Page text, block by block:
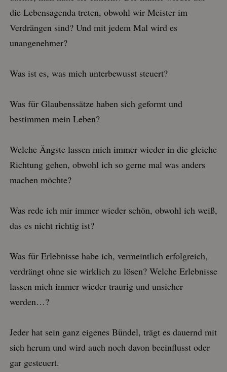
die Lebensagenda treten, obwohl wir Meister im
Verdrängen sind? Und mit jedem Mal wird es
unangenehmer?
Was ist es, was mich unterbewusst steuert?
Was für Glaubenssätze haben sich geformt und
bestimmen mein Leben?
Welche Ängste lassen mich immer wieder in die gleiche
Richtung gehen, obwohl ich so gerne mal was anders
machen möchte?
Was rede ich mir immer wieder schön, obwohl ich weiß,
das es nicht richtig ist?
Was für Erlebnisse habe ich, vermeintlich erfolgreich,
verdrängt ohne sie wirklich zu lösen? Welche Erlebnisse
lassen mich immer wieder traurig und unsicher
werden…?
Jeder hat sein ganz eigenes Bündel, trägt es dauernd mit
sich herum und wird auch noch davon beeinflusst oder
gar gesteuert.